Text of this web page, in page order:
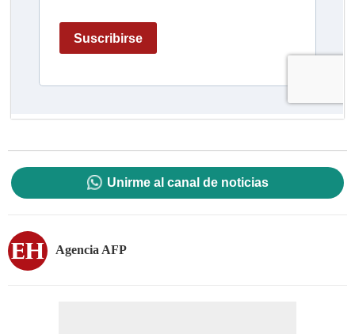
Unirme al canal de noticias
Agencia AFP